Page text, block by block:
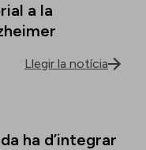
a la
Llegir la notícia
ha d’integrar